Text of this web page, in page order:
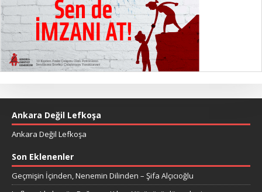
Ankara Değil Lefkoşa
Ankara Değil Lefkoşa
Son Eklenenler
Geçmişin İçinden, Nenemin Dilinden – Şifa Alçıcıoğlu